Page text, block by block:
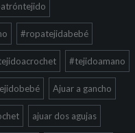
#ropatejidabebé
#tejidoamano
Ajuar a gancho
ajuar dos agujas